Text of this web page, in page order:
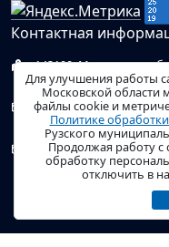
Контактная
143100, Московская
Схема проезда
Общий отдел
округа:
Отдел по работе с
Рузского
Для улучшения работы
Московской области
файлы cookie и
Политике
Рузского
Продолжая работу с
обработку
отключить в